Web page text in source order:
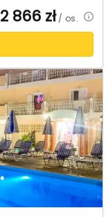
2 866 zł/ os.